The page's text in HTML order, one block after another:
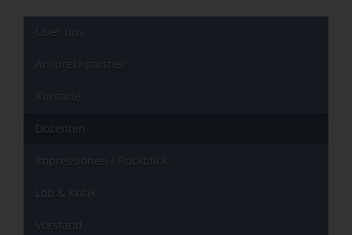
Über uns
Ansprechpartner
Kursorte
Dozenten
Impressionen / Rückblick
Lob & Kritik
Vorstand